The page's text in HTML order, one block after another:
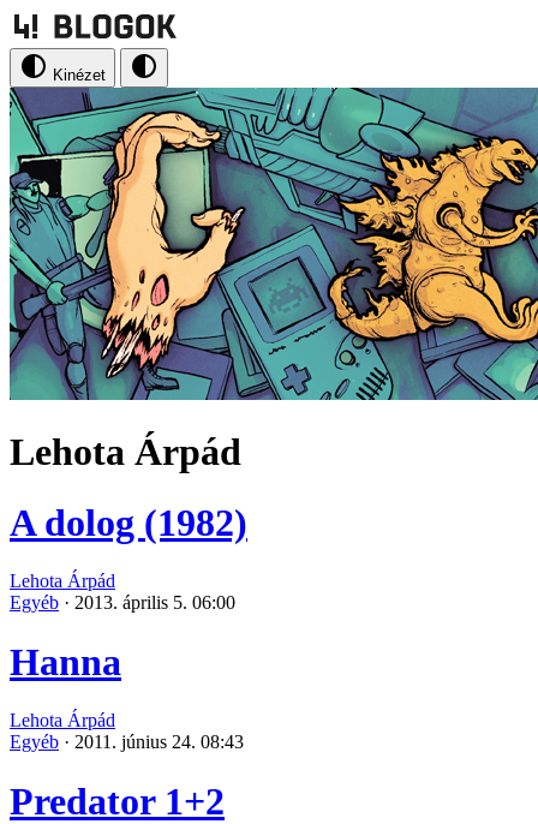
Kinézet
Lehota Árpád
A dolog (1982)
Lehota Árpád
Egyéb · 2013. április 5. 06:00
Hanna
Lehota Árpád
Egyéb · 2011. június 24. 08:43
Predator 1+2